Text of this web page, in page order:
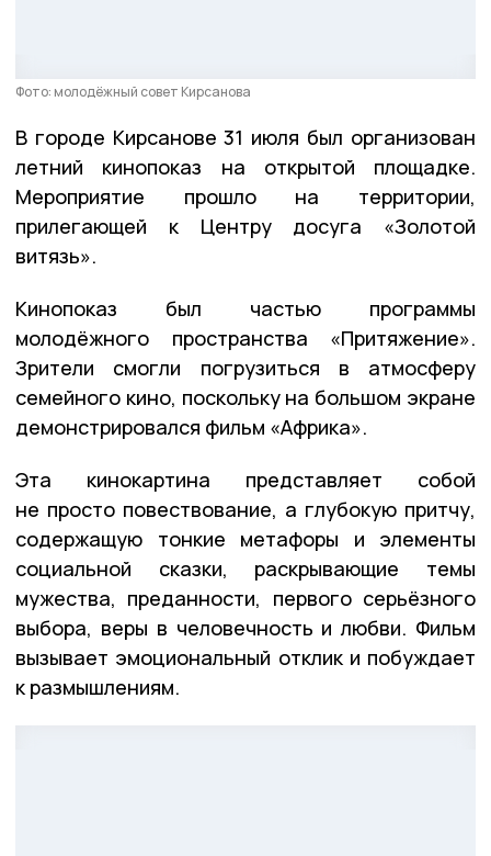
Фото: молодёжный совет Кирсанова
В городе Кирсанове 31 июля был организован
летний кинопоказ на открытой площадке.
Мероприятие прошло на территории,
прилегающей к Центру досуга «Золотой
витязь».
Кинопоказ был частью программы
молодёжного пространства «Притяжение».
Зрители смогли погрузиться в атмосферу
семейного кино, поскольку на большом экране
демонстрировался фильм «Африка».
Эта кинокартина представляет собой
не просто повествование, а глубокую притчу,
содержащую тонкие метафоры и элементы
социальной сказки, раскрывающие темы
мужества, преданности, первого серьёзного
выбора, веры в человечность и любви. Фильм
вызывает эмоциональный отклик и побуждает
к размышлениям.